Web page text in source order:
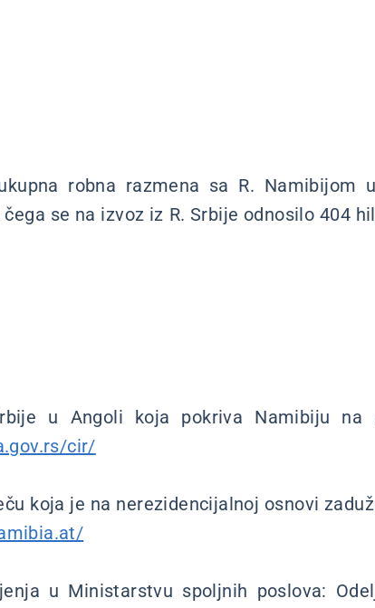
robna razmena sa R. Namibijom
se na izvoz iz R. Srbije odnosilo 404
u Angoli koja pokriva Namibiju na
cir/
koja je na nerezidencijalnoj osnovi
u Ministarstvu spoljnih poslova: